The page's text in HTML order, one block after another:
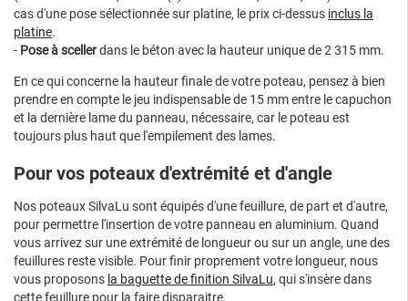
cas d'une pose sélectionnée sur platine, le prix ci-dessus inclus la
platine.
- Pose à scellerdans le béton avec la hauteur unique de 2 315 mm.
En ce qui concerne la hauteur finale de votre poteau, pensez à bien
prendre en compte le jeu indispensable de 15 mm entre le capuchon
et la dernière lame du panneau, nécessaire, car le poteau est
toujours plus haut que l'empilement des lames.
Pour vos poteaux d'extrémité et d'angle
Nos poteaux SilvaLu sont équipés d'une feuillure, de part et d'autre,
pour permettre l'insertion de votre panneau en aluminium. Quand
vous arrivez sur une extrémité de longueur ou sur un angle, une des
feuillures reste visible. Pour finir proprement votre longueur, nous
vous proposons la baguette de finition SilvaLu, qui s'insère dans
cette feuillure pour la faire disparaitre.